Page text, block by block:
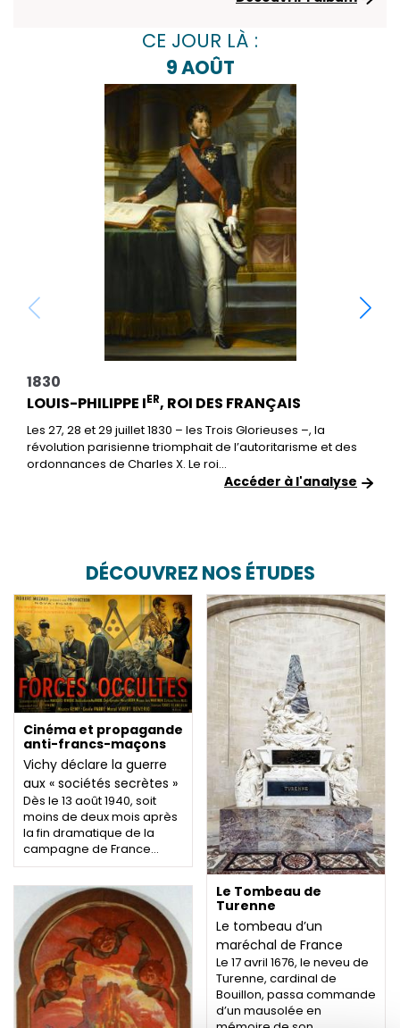
CE JOUR LÀ :
9 AOÛT
1830
LOUIS-PHILIPPE IER, ROI DES FRANÇAIS
Les 27, 28 et 29 juillet 1830 – les Trois Glorieuses –, la
révolution parisienne triomphait de l’autoritarisme et des
ordonnances de Charles X. Le roi...
Accéder à l'analyse
DÉCOUVREZ NOS ÉTUDES
Cinéma et propagande
anti-francs-maçons
Vichy déclare la guerre
aux « sociétés secrètes »
Dès le 13 août 1940, soit
moins de deux mois après
la fin dramatique de la
campagne de France…
Le Tombeau de
Turenne
Le tombeau d’un
maréchal de France
Le 17 avril 1676, le neveu de
Turenne, cardinal de
Bouillon, passa commande
d’un mausolée en